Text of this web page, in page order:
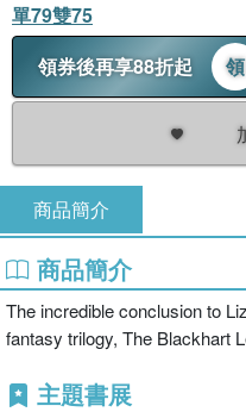
單79雙75
領券後再享88折起
領
商品簡介
商品簡介
The incredible conclusion to
fantasy trilogy, The Blackhart
主題書展